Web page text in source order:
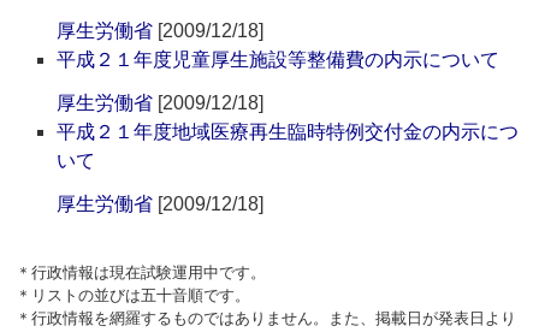
厚生労働省 [2009/12/18]
平成２１年度児童厚生施設等整備費の内示について
厚生労働省 [2009/12/18]
平成２１年度地域医療再生臨時特例交付金の内示につ
いて
厚生労働省 [2009/12/18]
＊行政情報は現在試験運用中です。
＊リストの並びは五十音順です。
＊行政情報を網羅するものではありません。また、掲載日が発表日より